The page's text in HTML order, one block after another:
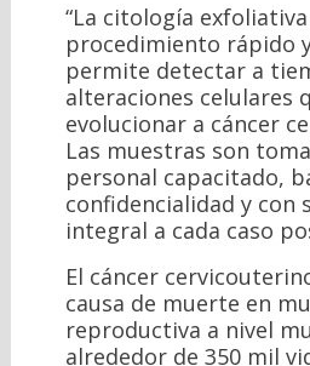
“La citología
procedimiento rápido
permite detectar a
alteraciones celulares
evolucionar a cáncer
Las muestras son
personal capacitado,
confidencialidad y con
integral a cada caso
El cáncer
causa de muerte en
reproductiva a nivel
alrededor de 350 mil